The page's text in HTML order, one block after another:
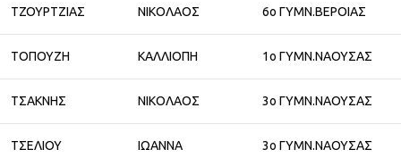
ΤΖΟΥΡΤΖΙΑΣ ΝΙΚΟΛΑΟΣ 6ο ΓΥΜΝ.ΒΕΡΟΙΑΣ
ΤΟΠΟΥΖΗ ΚΑΛΛΙΟΠΗ 1ο ΓΥΜΝ.ΝΑΟΥΣΑΣ
ΤΣΑΚΝΗΣ ΝΙΚΟΛΑΟΣ 3ο ΓΥΜΝ.ΝΑΟΥΣΑΣ
ΤΣΕΛΙΟΥ ΙΩΑΝΝΑ 3ο ΓΥΜΝ.ΝΑΟΥΣΑΣ